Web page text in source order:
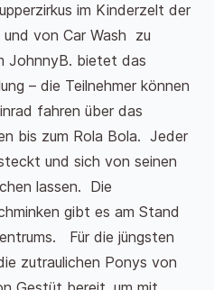
im Kinderzelt der
von Car Wash zu
JohnnyB. bietet das
– die Teilnehmer können
fahren über das
bis zum Rola Bola. Jeder
und sich von seinen
lassen. Die
gibt es am Stand
Für die jüngsten
zutraulichen Ponys von